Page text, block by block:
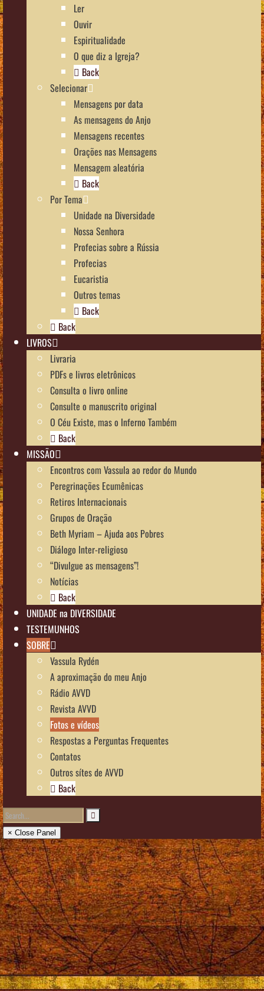
Ler
Ouvir
Espiritualidade
O que diz a Igreja?
Back
Selecionar
Mensagens por data
As mensagens do Anjo
Mensagens recentes
Orações nas Mensagens
Mensagem aleatória
Back
Por Tema
Unidade na Diversidade
Nossa Senhora
Profecias sobre a Rússia
Profecias
Eucaristia
Outros temas
Back
Back
LIVROS
Livraria
PDFs e livros eletrônicos
Consulta o livro online
Consulte o manuscrito original
O Céu Existe, mas o Inferno Também
Back
MISSÃO
Encontros com Vassula ao redor do Mundo
Peregrinações Ecumênicas
Retiros Internacionais
Grupos de Oração
Beth Myriam – Ajuda aos Pobres
Diálogo Inter-religioso
“Divulgue as mensagens”!
Notícias
Back
UNIDADE na DIVERSIDADE
TESTEMUNHOS
SOBRE
Vassula Rydén
A aproximação do meu Anjo
Rádio AVVD
Revista AVVD
Fotos e vídeos
Respostas a Perguntas Frequentes
Contatos
Outros sítes de AVVD
Back
× Close Panel